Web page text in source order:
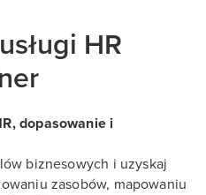
HR
dopasowanie i
biznesowych i uzyskaj
zasobów, mapowaniu